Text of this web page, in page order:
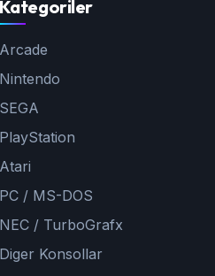
Kategoriler
Arcade
Nintendo
SEGA
PlayStation
Atari
PC / MS-DOS
NEC / TurboGrafx
Diger Konsollar